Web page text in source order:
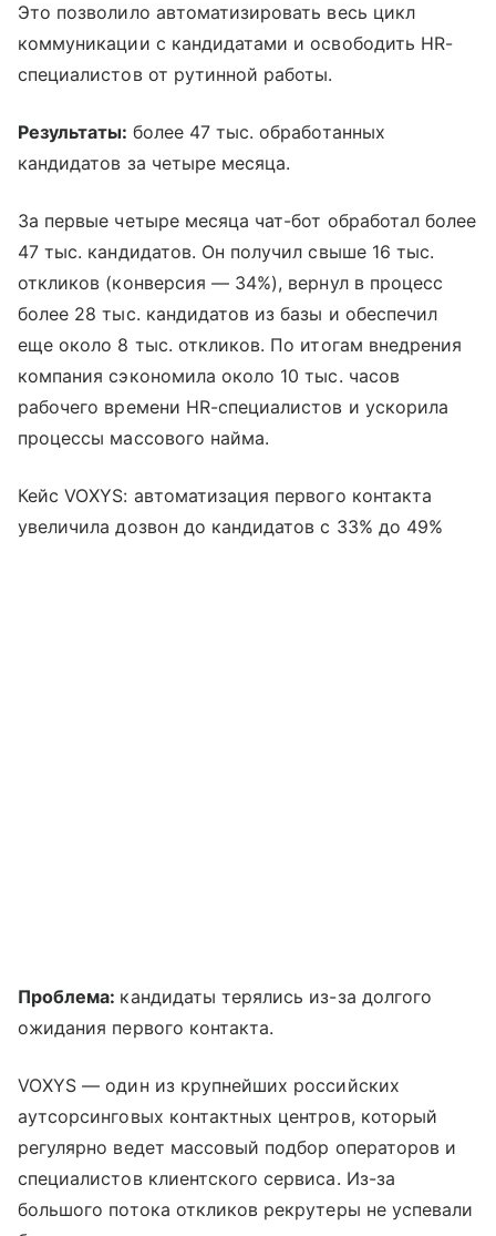
Это позволило автоматизировать весь цикл
коммуникации с кандидатами и освободить HR-
специалистов от рутинной работы.
Результаты: более 47 тыс. обработанных
кандидатов за четыре месяца.
За первые четыре месяца чат-бот обработал более
47 тыс. кандидатов. Он получил свыше 16 тыс.
откликов (конверсия — 34%), вернул в процесс
более 28 тыс. кандидатов из базы и обеспечил
еще около 8 тыс. откликов. По итогам внедрения
компания сэкономила около 10 тыс. часов
рабочего времени HR-специалистов и ускорила
процессы массового найма.
Кейс VOXYS: автоматизация первого контакта
увеличила дозвон до кандидатов с 33% до 49%
Проблема: кандидаты терялись из-за долгого
ожидания первого контакта.
VOXYS — один из крупнейших российских
аутсорсинговых контактных центров, который
регулярно ведет массовый подбор операторов и
специалистов клиентского сервиса. Из-за
большого потока откликов рекрутеры не успевали